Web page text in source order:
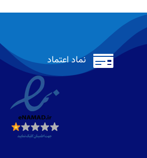
 نماد اعتماد